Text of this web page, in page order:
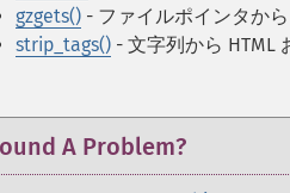
gzgets() - ファイルポインタか
strip_tags() - 文字列から HTML
A Problem?